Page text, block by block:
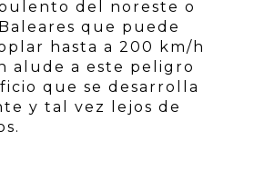
del noreste o
que puede
hasta a 200 km/h
alude a este peligro
que se desarrolla
y tal vez lejos de